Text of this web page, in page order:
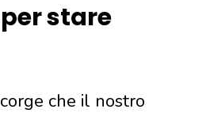
stare
che il nostro